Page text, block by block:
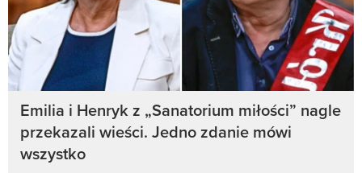
Emilia i Henryk z „Sanatorium miłości” nagle
przekazali wieści. Jedno zdanie mówi
wszystko